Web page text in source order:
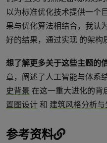
以为标准优化技术提供一个
果与优化算法相结合，我认
好的结果，通过实现 的架构
想了解更多关于这些主题的
章，阐述了人工智能与体系
史背景 在这一重大进化的背
置图设计和 建筑风格分析
参考资料